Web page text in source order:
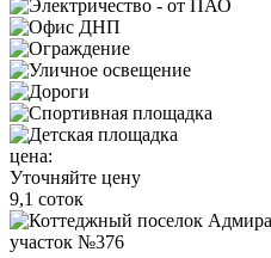
цена:
Уточняйте цену
9,1 соток
участок №376